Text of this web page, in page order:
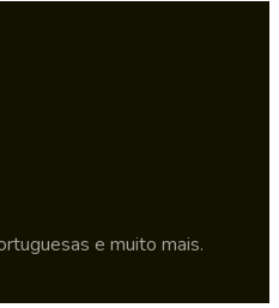
e muito mais.